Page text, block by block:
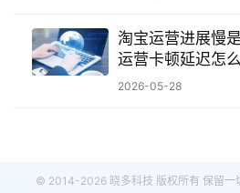
淘宝运营进展慢
运营卡顿延迟怎
次讲清！
2026-05-28
© 2014-2026 晓多科技 版权所有 保留一